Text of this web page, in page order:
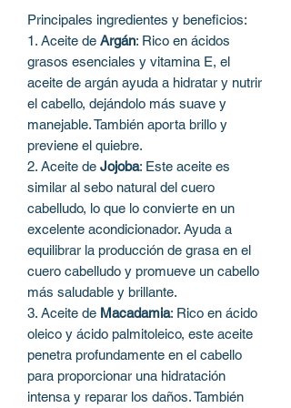
Principales ingredientes y beneficios:
1. Aceite de Argán: Rico en ácidos
grasos esenciales y vitamina E, el
aceite de argán ayuda a hidratar y nutrir
el cabello, dejándolo más suave y
manejable. También aporta brillo y
previene el quiebre.
2. Aceite de Jojoba: Este aceite es
similar al sebo natural del cuero
cabelludo, lo que lo convierte en un
excelente acondicionador. Ayuda a
equilibrar la producción de grasa en el
cuero cabelludo y promueve un cabello
más saludable y brillante.
3. Aceite de Macadamia: Rico en ácido
oleico y ácido palmitoleico, este aceite
penetra profundamente en el cabello
para proporcionar una hidratación
intensa y reparar los daños. También